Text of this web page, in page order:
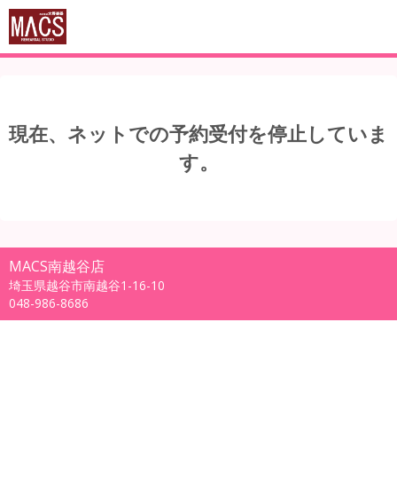
現在、ネットでの予約受付を停止していま
す。
MACS南越谷店
埼玉県越谷市南越谷1-16-10
048-986-8686